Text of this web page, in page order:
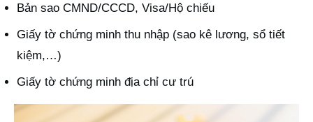
Bản sao CMND/CCCD, Visa/Hộ chiếu
Giấy tờ chứng minh thu nhập (sao kê lương, sổ tiết
kiệm,…)
Giấy tờ chứng minh địa chỉ cư trú